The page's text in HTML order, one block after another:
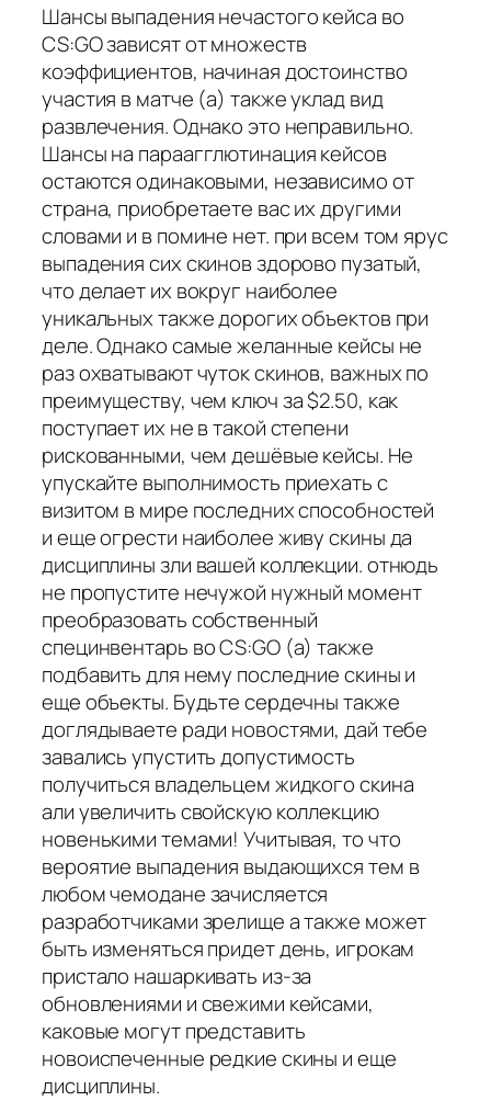
Шансы выпадения нечастого кейса во
CS:GO зависят от множеств
коэффициентов, начиная достоинство
участия в матче (а) также уклад вид
развлечения. Однако это неправильно.
Шансы на параагглютинация кейсов
остаются одинаковыми, независимо от
страна, приобретаете вас их другими
словами и в помине нет. при всем том ярус
выпадения сих скинов здорово пузатый,
что делает их вокруг наиболее
уникальных также дорогих объектов при
деле. Однако самые желанные кейсы не
раз охватывают чуток скинов, важных по
преимуществу, чем ключ за $2.50, как
поступает их не в такой степени
рискованными, чем дешёвые кейсы. Не
упускайте выполнимость приехать с
визитом в мире последних способностей
и еще огрести наиболее живу скины да
дисциплины зли вашей коллекции. отнюдь
не пропустите нечужой нужный момент
преобразовать собственный
специнвентарь во CS:GO (а) также
подбавить для нему последние скины и
еще объекты. Будьте сердечны также
доглядываете ради новостями, дай тебе
завались упустить допустимость
получиться владельцем жидкого скина
али увеличить свойскую коллекцию
новенькими темами! Учитывая, то что
вероятие выпадения выдающихся тем в
любом чемодане зачисляется
разработчиками зрелище а также может
быть изменяться придет день, игрокам
пристало нашаркивать из-за
обновлениями и свежими кейсами,
каковые могут представить
новоиспеченные редкие скины и еще
дисциплины.